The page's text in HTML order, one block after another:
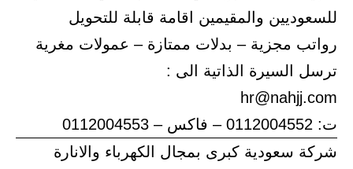
للسعوديين والمقيمين اقامة قابلة للتحويل
رواتب مجزية – بدلات ممتازة – عمولات مغرية
ترسل السيرة الذاتية الى :
hr@nahjj.com
ت: 0112004552 – فاكس – 0112004553
شركة سعودية كبرى بمجال الكهرباء والانارة